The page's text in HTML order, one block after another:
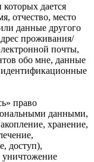
дается
отчество, место
данные другого
проживания/
почты,
обо мне, данные
идентификационные
право
данными,
хранение,
доступ),
уничтожение